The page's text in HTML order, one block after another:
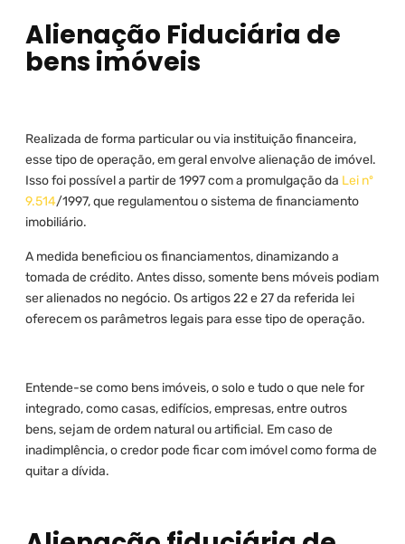
Alienação Fiduciária de
bens imóveis
Realizada de forma particular ou via instituição financeira,
esse tipo de operação, em geral envolve alienação de imóvel.
Isso foi possível a partir de 1997 com a promulgação da Lei nº
9.514/1997, que regulamentou o sistema de financiamento
imobiliário.
A medida beneficiou os financiamentos, dinamizando a
tomada de crédito. Antes disso, somente bens móveis podiam
ser alienados no negócio. Os artigos 22 e 27 da referida lei
oferecem os parâmetros legais para esse tipo de operação.
Entende-se como bens imóveis, o solo e tudo o que nele for
integrado, como casas, edifícios, empresas, entre outros
bens, sejam de ordem natural ou artificial. Em caso de
inadimplência, o credor pode ficar com imóvel como forma de
quitar a dívida.